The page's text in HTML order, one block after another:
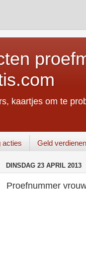
kaartjes om te
acties Geld verdienen
DINSDAG 23 APRIL 2013
Proefnummer